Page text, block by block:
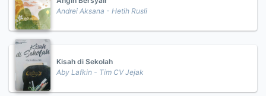
Andrei Aksana - Hetih Rusli
Kisah di Sekolah
Aby Lafkin - Tim CV Jejak